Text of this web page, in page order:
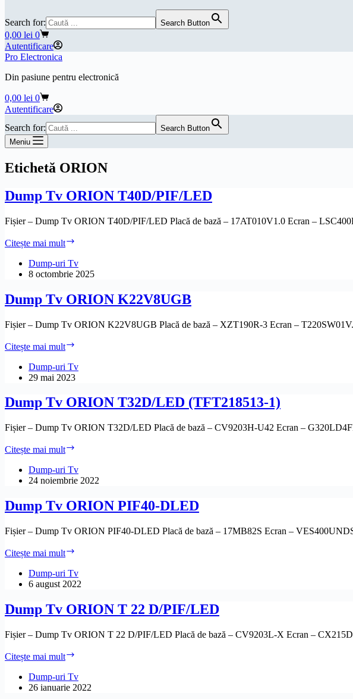
Search for: Search Button
Coș
de
cumpărături
0,00 lei 0
Autentificare
Pro Electronica
Din pasiune pentru electronică
Coș
de
cumpărături
0,00 lei 0
Autentificare
Search for:
Search Button
Meniu
Etichetă ORION
Dump Tv ORION T40D/PIF/LED
Fișier – Dump Tv ORION T40D/PIF/LED Placă de bază – 17AT010V1.0 Ecran –
Citește mai mult
ORION
T40D/PIF/LED
Dump-uri Tv
8 octombrie 2025
Dump Tv ORION K22V8UGB
Fișier – Dump Tv ORION K22V8UGB Placă de bază – XZT190R-3 Ecran –
Citește mai mult
ORION
K22V8UGB
Dump-uri Tv
29 mai 2023
Dump Tv ORION T32D/LED (TFT218513-1)
Fișier – Dump Tv ORION T32D/LED Placă de bază – CV9203H-U42 Ecran –
Citește mai mult
ORION
T32D/LED
1)
Dump-uri Tv
24 noiembrie 2022
Dump Tv ORION PIF40-DLED
Fișier – Dump Tv ORION PIF40-DLED Placă de bază – 17MB82S Ecran –
Citește mai mult
ORION
PIF40-
Dump-uri Tv
6 august 2022
Dump Tv ORION T 22 D/PIF/LED
Fișier – Dump Tv ORION T 22 D/PIF/LED Placă de bază – CV9203L-X Ecran –
Citește mai mult
ORION
T
Dump-uri Tv
26 ianuarie 2022